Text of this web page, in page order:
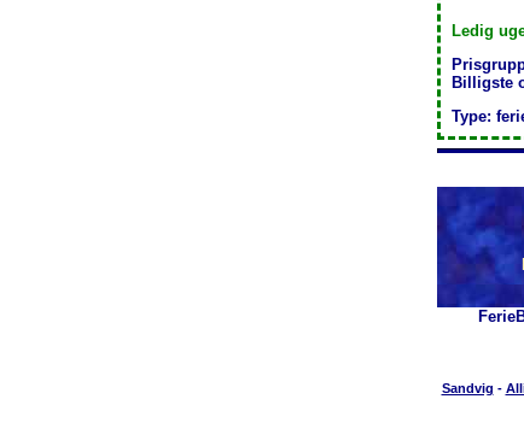
Ledig
Billigste
Type:
Sandvig -